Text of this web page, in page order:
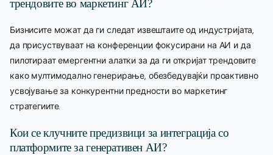
трендовите во маркетинг АИ?
Бизнисите можат да ги следат извештаите од индустријата,
да присуствуваат на конференции фокусирани на АИ и да
пилотираат емергентни алатки за да ги откријат трендовите
како мултимодално генерирање, обезбедувајќи проактивно
усвојување за конкурентни предности во маркетинг
стратегиите.
Кои се клучните предизвици за интеграција со
платформите за генеративен АИ?